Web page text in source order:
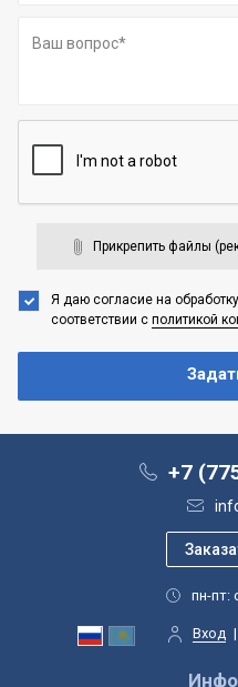
Прикрепить файлы
Я даю согласие на
соответствии с политикой
+7
пн-пт:
Вход |